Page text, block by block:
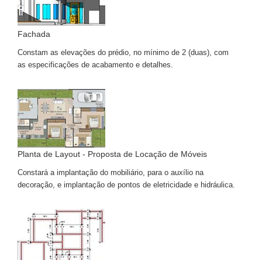
Fachada
Constam as elevações do prédio, no mínimo de 2 (duas), com
as especificações de acabamento e detalhes.
Planta de Layout - Proposta de Locação de Móveis
Constará a implantação do mobiliário, para o auxílio na
decoração, e implantação de pontos de eletricidade e hidráulica.